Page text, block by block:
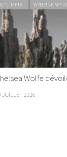
METAL WEBZINE METAL
Wolfe
JUILLET 2026